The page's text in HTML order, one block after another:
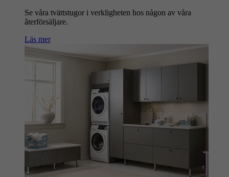
Se våra tvättstugor i verkligheten hos någon av våra
återförsäljare.
Läs mer